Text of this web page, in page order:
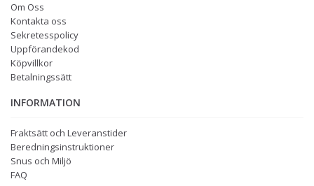
Om Oss
Kontakta oss
Sekretesspolicy
Uppförandekod
Köpvillkor
Betalningssätt
INFORMATION
Fraktsätt och Leveranstider
Beredningsinstruktioner
Snus och Miljö
FAQ